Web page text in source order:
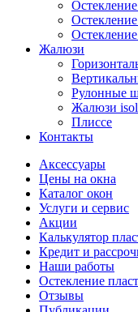
Остекление
Жалюзи
Рулонные
Жалюзи
Плиссе
Контакты
Аксессуары
Цены на окна
Каталог окон
Услуги и сервис
Акции
Калькулятор
Кредит и
Наши работы
Остекление
Отзывы